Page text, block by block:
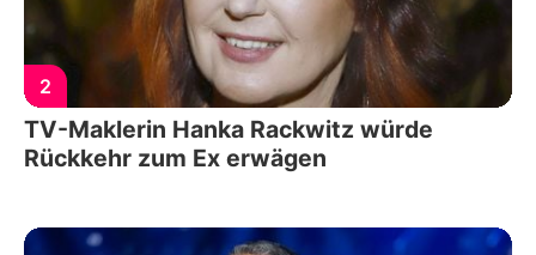
2
TV-Maklerin Hanka Rackwitz würde
Rückkehr zum Ex erwägen